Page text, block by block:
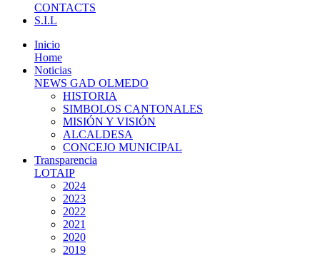
CONTACTS
S.I.L
Inicio
Home
Noticias
NEWS GAD OLMEDO
HISTORIA
SIMBOLOS CANTONALES
MISIÓN Y VISIÓN
ALCALDESA
CONCEJO MUNICIPAL
Transparencia
LOTAIP
2024
2023
2022
2021
2020
2019